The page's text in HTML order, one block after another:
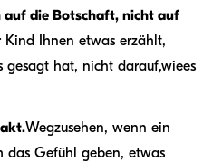
auf die Botschaft, nicht auf
Kind Ihnen etwas erzählt,
gesagt hat, nicht darauf,wiees
Wegzusehen, wenn ein
das Gefühl geben, etwas